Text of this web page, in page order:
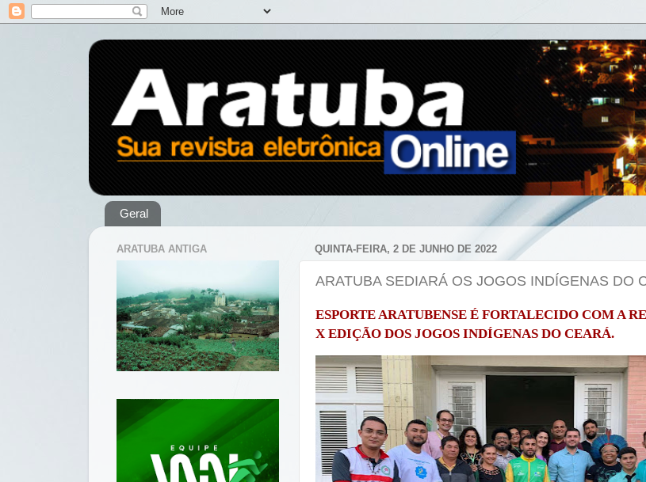
Geral
QUINTA-FEIRA, 2 DE JUNHO DE 2022
ARATUBA SEDIARÁ OS JOGOS INDÍGENAS DO
ESPORTE ARATUBENSE É FORTALECIDO COM A
X EDIÇÃO DOS JOGOS INDÍGENAS DO CEARÁ.
ARATUBA ANTIGA